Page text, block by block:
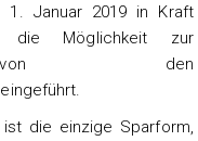
1. Januar 2019 in Kraft
die Möglichkeit zur
von den
die einzige Sparform,